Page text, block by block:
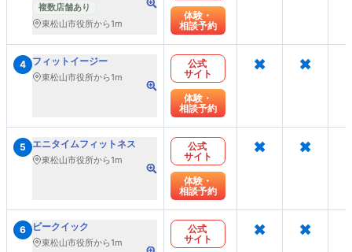
複数店舗あり
東松山市役所から1m
体験・
相談予約
4 フィットイージー
東松山市役所から1m
公式
サイト
体験・
相談予約
× ×
5 エニタイムフィットネス
東松山市役所から1m
公式
サイト
体験・
相談予約
× ×
6 ビークイック
東松山市役所から1m
公式
サイト
× ×